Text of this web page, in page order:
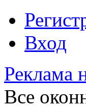
Вход
Реклама
Все